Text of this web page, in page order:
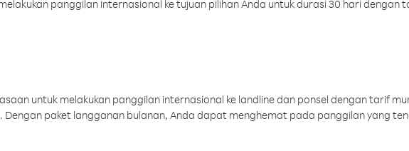
panggilan internasional ke tujuan pilihan Anda untuk durasi 30 hari dengan
untuk melakukan panggilan internasional ke landline dan ponsel dengan tarif
paket langganan bulanan, Anda dapat menghemat pada panggilan yang